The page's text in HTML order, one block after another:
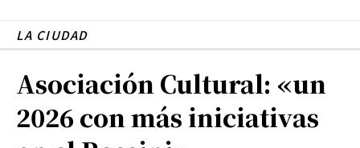
LA CIUDAD
Asociación Cultural: «un
2026 con más iniciativas